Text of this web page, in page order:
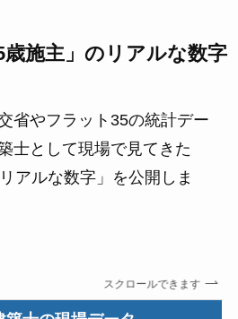
施主」のリアルな数字
省やフラット35の統計デー
士として現場で見てきた
アルな数字」を公開しま
スクロールできます